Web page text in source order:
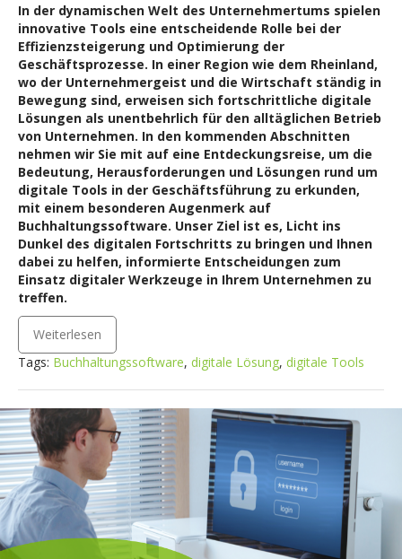
In der dynamischen Welt des Unternehmertums spielen
innovative Tools eine entscheidende Rolle bei der
Effizienzsteigerung und Optimierung der
Geschäftsprozesse. In einer Region wie dem Rheinland,
wo der Unternehmergeist und die Wirtschaft ständig in
Bewegung sind, erweisen sich fortschrittliche digitale
Lösungen als unentbehrlich für den alltäglichen Betrieb
von Unternehmen. In den kommenden Abschnitten
nehmen wir Sie mit auf eine Entdeckungsreise, um die
Bedeutung, Herausforderungen und Lösungen rund um
digitale Tools in der Geschäftsführung zu erkunden,
mit einem besonderen Augenmerk auf
Buchhaltungssoftware. Unser Ziel ist es, Licht ins
Dunkel des digitalen Fortschritts zu bringen und Ihnen
dabei zu helfen, informierte Entscheidungen zum
Einsatz digitaler Werkzeuge in Ihrem Unternehmen zu
treffen.
Weiterlesen
Tags: Buchhaltungssoftware, digitale Lösung, digitale Tools